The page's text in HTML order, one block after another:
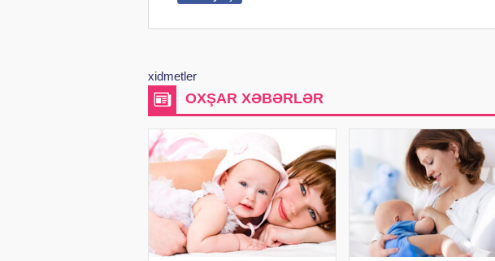
xidmetler
OXŞAR XƏBƏRLƏR